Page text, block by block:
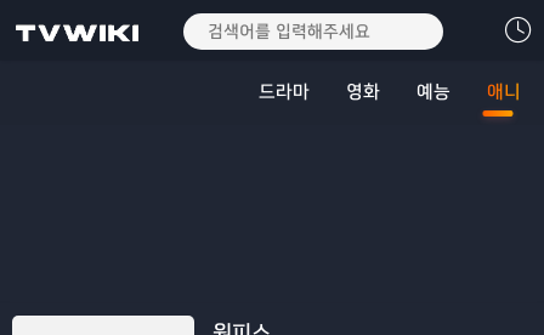
드라마 영화 예능 애니